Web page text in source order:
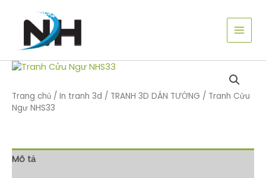
Trang chủ / In tranh 3d / TRANH 3D DÁN TƯỜNG / Tranh Cửu
Ngư NHS33
Mô tả